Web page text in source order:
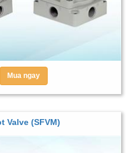
Mua ngay
Valve (SFVM)